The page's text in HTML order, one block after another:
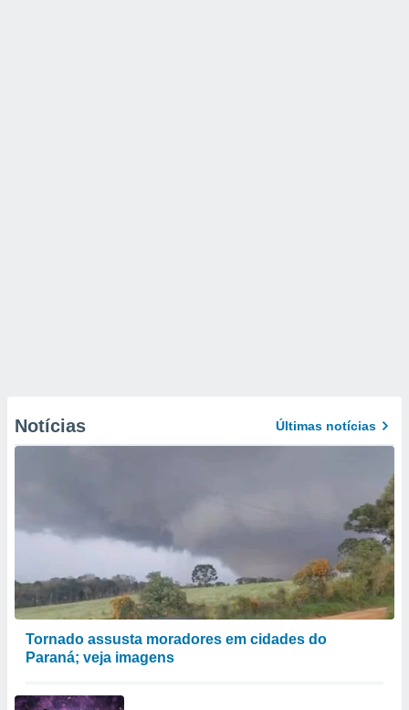
Notícias Últimas notícias
Tornado assusta moradores em cidades do
Paraná; veja imagens